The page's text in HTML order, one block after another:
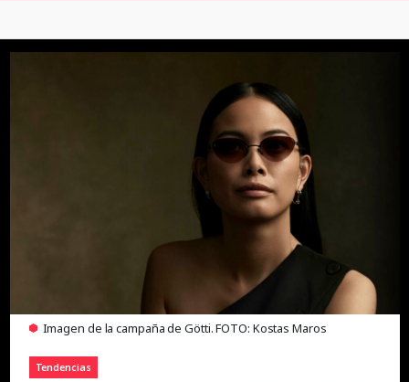
Imagen de la campaña de Götti. FOTO: Kostas Maros
Tendencias